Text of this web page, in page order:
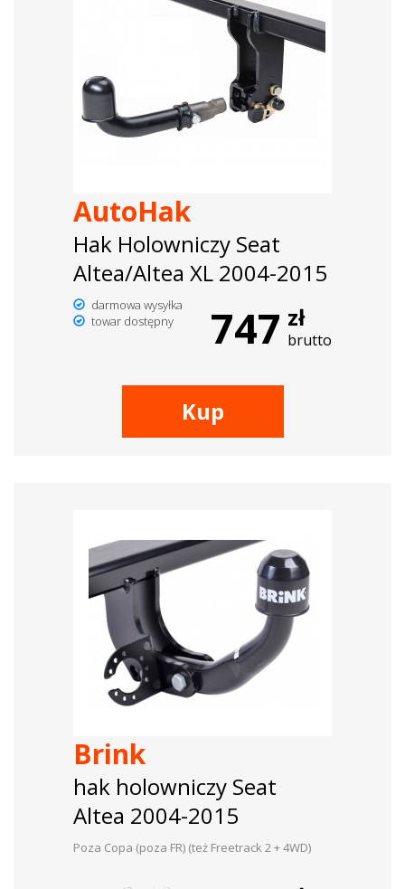
AutoHak
Hak Holowniczy Seat
Altea/Altea XL 2004-2015
darmowa wysyłka
towar dostępny
747 zł
brutto
Kup
Brink
hak holowniczy Seat
Altea 2004-2015
Poza Copa (poza FR) (też Freetrack 2 + 4WD)